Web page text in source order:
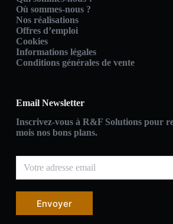
Où sommes-nous ?
Nos réalisations
Offres d’emploi
Cookies
Informations légales
Conditions générales de vente
Email Newsletter
Inscrivez-vous à R&F Solutions pour
mois nos bons plans.
Envoyer